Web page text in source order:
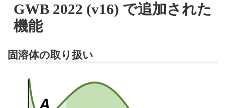
GWB 2022 (v16) で追加された
機能
固溶体の取り扱い